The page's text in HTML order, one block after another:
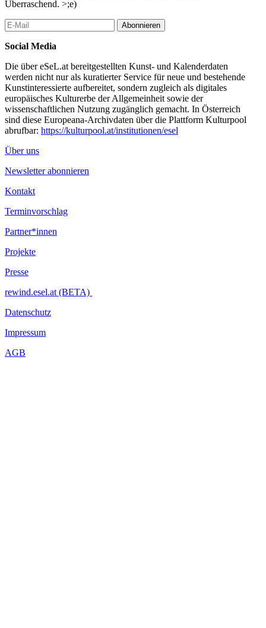
Überraschend. >;e)
Abonnieren
Social Media
Die über eSeL.at bereitgestellten Kunst- und Kalenderdaten
werden nicht nur als kuratierter Service für neue und bestehende
Kunstinteressierte aufbereitet, sondern zugleich als digitales
europäisches Kulturerbe der Allgemeinheit sowie der
wissenschaftlichen Nutzung zugänglich gemacht. In Österreich
sind diese Europeana-Archivdaten über die Plattform Kulturpool
abrufbar: https://kulturpool.at/institutionen/esel
Über uns
Newsletter abonnieren
Kontakt
Terminvorschlag
Partner*innen
Projekte
Presse
rewind.esel.at (BETA)
Datenschutz
Impressum
AGB